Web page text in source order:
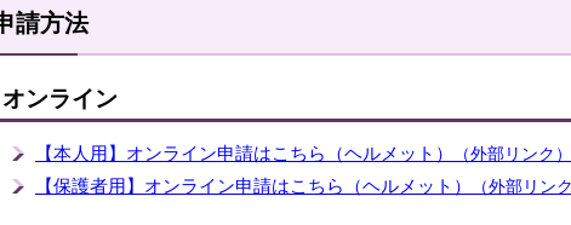
請方法
オンライン
【本人用】オンライン申請はこちら（ヘルメット） （外部リンク）
【保護者用】オンライン申請はこちら（ヘルメット） （外部リンク